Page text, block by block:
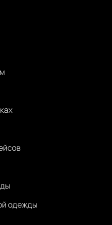
одежды